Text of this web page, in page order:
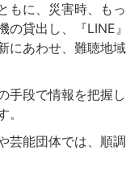
もに、災害時、も
の貸出し、『LINE
にあわせ、難聴地
手段で情報を把握
芸能団体では、順